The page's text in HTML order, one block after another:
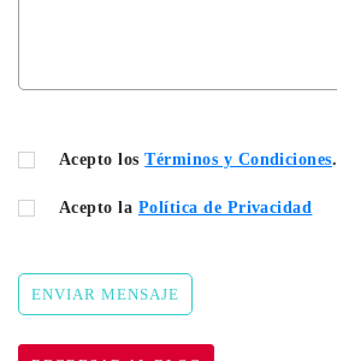
Acepto losTérminos y Condiciones.
Acepto la Política de Privacidad
ENVIAR MENSAJE